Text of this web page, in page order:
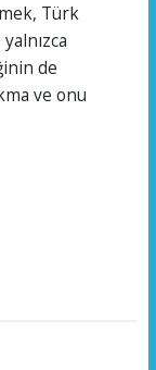
Türk
de
ve onu